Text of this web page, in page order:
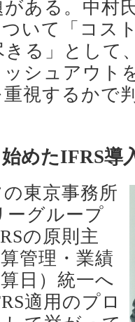
ある。中村
いて「コス
きる」として
ッシュアウト
視するかで
めたIFRS導
東京事務所
ーグループ
の原則主
管理・業績
日）統一へ
適用のプロ